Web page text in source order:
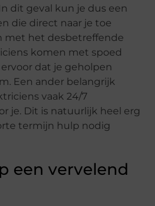
dit geval kun je dus een
die direct naar je toe
met het desbetreffende
komen met spoed
dat je geholpen
Een ander belangrijk
vaak 24/7
je. Dit is natuurlijk heel erg
termijn hulp nodig
een vervelend